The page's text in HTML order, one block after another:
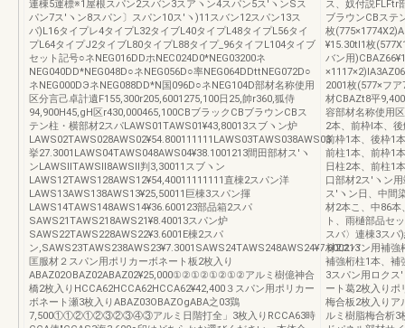
連棟5運標※1屋根スパン2スバン3スアヽン4スパン5ス′ヽンSス
パン7ス′ヽン8スパン〕スパン10ス′ヽ)11スバン12スパン13ス
パ)L16タイプレ4タイプL32タイブL40タイプL48タイプL56タイ
プL64タイプJ2タイブL80タイプL88タイプ_96タイフL104タイブ
セット記号○ネNEG016DDホNEC024D0*NEG03200ネ
NEG040DD*NEG048D○ネNEG056D○率NEG064DDttNEG072D○
ネNEG000DЭネNEG088DD*N国096D○ネNEG104D部材名称使用
区分言己卓計遺F155,300r205,6001275,100日25,帥r360,狐侍
94,900H45,gH区r430,000465,100CBブラックCBブラウンCBス
テン柱・横部材2スパLAWS01TAWS01¥43,80013スブヽン炉
LAWS02TAWS028AWS02¥54.800111111LAWS03TAWS038AWS03
挙27.3001LAWS04TAWS048AWS04¥38.1001213間田部材ス′ヽ
ンLAWSllTAWSll8AWSll判3,30011スブヽン
LAWS12TAWS128AWS12¥54,40011111111直棟2スパン洋
LAWS13AWS138AWS13¥25,50011巨棟3スパン揮
LAWS14TAWS148AWS14¥36.600123部品箱2スパ
SAWS21TAWS218AWS21¥8.40013スパン炉
SAWS22TAWS228AWS22¥3.6001E棟2スパ
ン,SAWS23TAWS238AWS23¥7.3001SAWS24TAWS248AWS24¥7.600213
匡服材２スパン用ポリカーボネート板2枚入り
ABAZ02OBAZ02ABAZ02¥25,000①②①②①②①②アルミ樹億神合
橋2枚入りHCCA62HCCA62HCCA62¥42,400３スパン用ポリカー
ボネート瀬3枚入りABAZ03OBAZOgABA之03鶏
7,500①①②①②③②③④③アルミ日階打全」3枚入りRCCA63時
ス、奴付説FLFtr
ブラウンCBステ
枚
¥15.30tl1枚
バン用
2001枚(577×フ
材CBAZt8平
容部材名称使用
2本、前枠l本、
前枠1本、後枠1
前柱1本、前枠1
日柱2本、前柱1
口部材2ス′ヽン
ス′ヽン日、中間
材2本こ、中86本
ト、雨樋部品セ
スバ〉連棟3スパ
材2スパン用補強
補強桁柱1本、補
3スパン用ロクス
ート葛2枚入りポ
梅合板2枚入りア
ルミ樹脂梅合析3